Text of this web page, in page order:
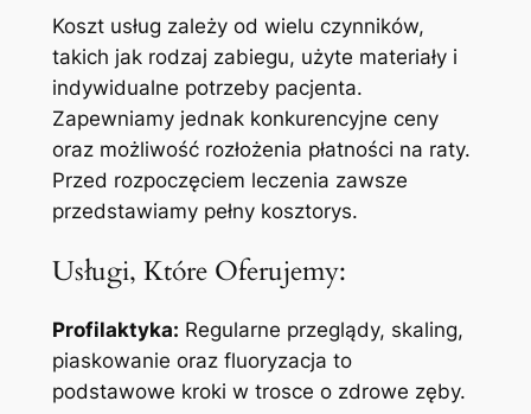
Koszt usług zależy od wielu czynników,
takich jak rodzaj zabiegu, użyte materiały i
indywidualne potrzeby pacjenta.
Zapewniamy jednak konkurencyjne ceny
oraz możliwość rozłożenia płatności na raty.
Przed rozpoczęciem leczenia zawsze
przedstawiamy pełny kosztorys.
Usługi, Które Oferujemy:
Profilaktyka: Regularne przeglądy, skaling,
piaskowanie oraz fluoryzacja to
podstawowe kroki w trosce o zdrowe zęby.